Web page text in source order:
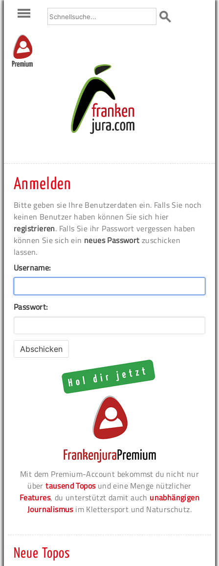
Premium
Anmelden
Bitte geben sie Ihre Benutzerdaten ein. Falls Sie noch
keinen Benutzer haben können Sie sich hier
registrieren. Falls Sie ihr Passwort vergessen haben
können Sie sich ein neues Passwort zuschicken
lassen.
Username:
Passwort:
Mit dem Premium-Account bekommst du nicht nur
übertausend Toposund eine Menge nützlicher
Features, du unterstützt damit auch unabhängigen
Journalismusim Klettersport und Naturschutz.
Neue Topos